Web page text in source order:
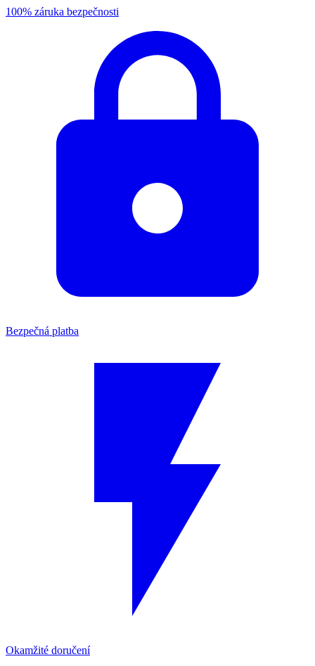
100% záruka bezpečnosti
Bezpečná platba
Okamžité doručení